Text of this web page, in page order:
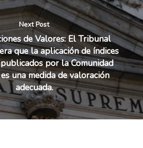
Next Post
de Valores: El Tribunal
que la aplicación de índices
por la Comunidad
una medida de valoración
adecuada.